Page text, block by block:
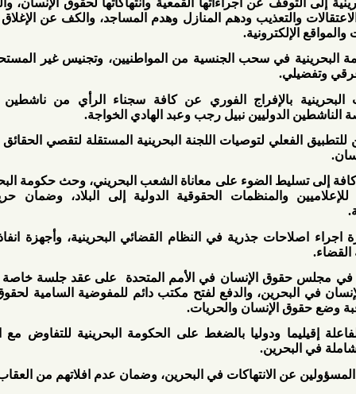
عن اجراءاتها القمعية وانتهاكاتها لحقوق الإنسان، والعودة عن
ودهم المنازل وهدم المساجد، والكف عن الإغلاق التعسفي
في سحب الجنسية من المواطنيين، وتجنيس غير المستحقين على
بالإفراج الفوري عن كافة سجناء الرأي من ناشطين حقوقيين
نبيل رجب وعبد الهادي الخواجة.
لتوصيات اللجنة البحرينية المستقلة لتقصي الحقائق وتوصيات
الضوء على معاناة الشعب البحريني، وحث حكومة البحرين على
والمنظمات الحقوقية الدولية إلى البلاد، وضمان حرية العمل
جذرية في النظام القضائي البحرينية، وأجهزة انفاذ القانون،
الإنسان في الأمم المتحدة
على عقد جلسة خاصة تنظر في
والدفع لفتح مكتب دائم للمفوضية السامية لحقوق الإنسان
الإنسان والحريات.
ودوليا بالضغط على الحكومة البحرينية للتفاوض مع المعارضة
الانتهاكات في البحرين، وضمان عدم افلاتهم من العقاب.